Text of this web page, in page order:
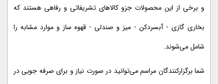
و برخی از این محصولات جزو کالاهای تشریفاتی و رفاهی هستند که
بخاری گازی - آبسردکن - میز و صندلی - قهوه ساز و موارد مشابه را
شامل می‌شوند.
شما برگزار‌کنندگان مراسم می‌توانید در صورت نیاز و برای صرفه جویی در